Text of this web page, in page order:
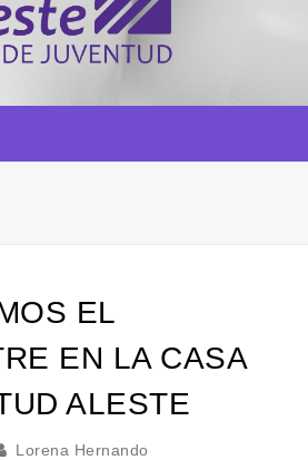
EL
EN LA CASA
ALESTE
Lorena Hernando